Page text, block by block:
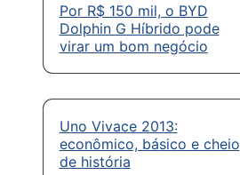
Por R$ 150 mil, o BYD
Dolphin G Híbrido pode
virar um bom negócio
Uno Vivace 2013:
econômico, básico e cheio
de história